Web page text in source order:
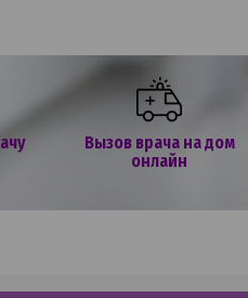
Вызов врача на дом
онлайн